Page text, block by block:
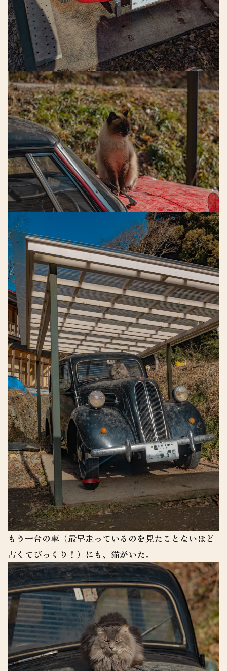
もう一台の車（最早走っているのを見たことないほど
古くてびっくり！）にも、猫がいた。